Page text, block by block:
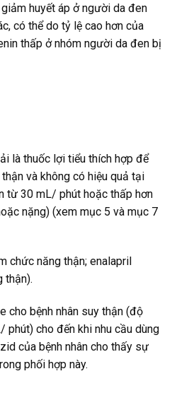
huyết áp ở người da đen
có thể do tỷ lệ cao hơn của
thấp ở nhóm người da đen bị
là thuốc lợi tiểu thích hợp để
và không có hiệu quả tại
từ 30 mL/ phút hoặc thấp hơn
nặng) (xem mục 5 và mục 7
chức năng thận; enalapril
thận).
cho bệnh nhân suy thận (độ
phút) cho đến khi nhu cầu dùng
của bệnh nhân cho thấy sự
phối hợp này.